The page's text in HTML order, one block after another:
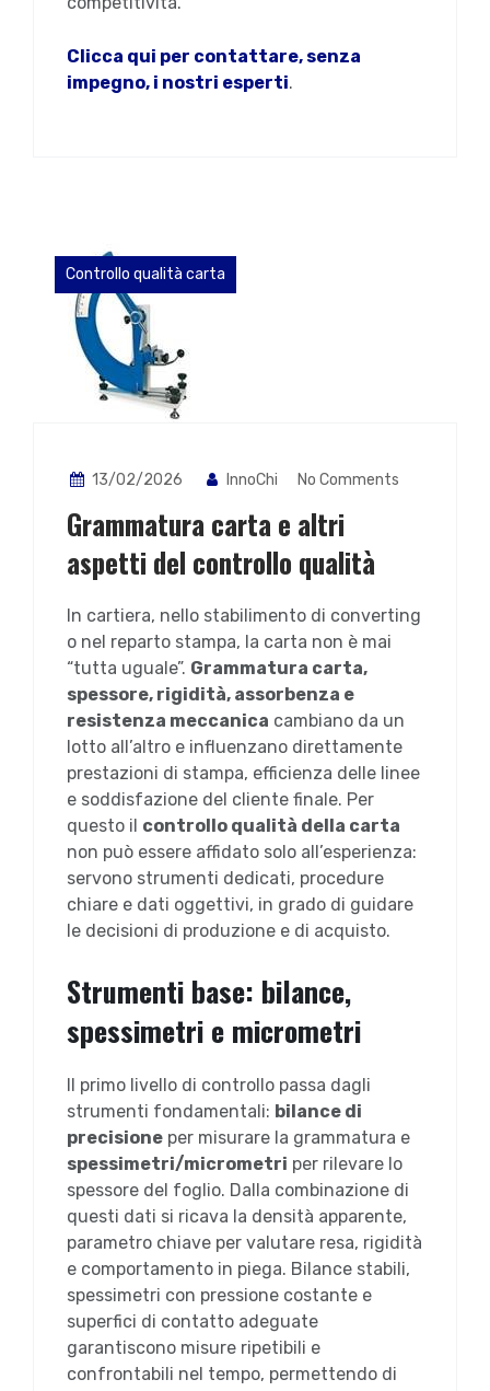
Clicca qui per contattare, senza
impegno, i nostri esperti.
Controllo qualità carta
13/02/2026 InnoChi No Comments
Grammatura carta e altri
aspetti del controllo qualità
In cartiera, nello stabilimento di converting
o nel reparto stampa, la carta non è mai
“tutta uguale”. Grammatura carta,
spessore, rigidità, assorbenza e
resistenza meccanica cambiano da un
lotto all’altro e influenzano direttamente
prestazioni di stampa, efficienza delle linee
e soddisfazione del cliente finale. Per
questo il controllo qualità della carta
non può essere affidato solo all’esperienza:
servono strumenti dedicati, procedure
chiare e dati oggettivi, in grado di guidare
le decisioni di produzione e di acquisto.
Strumenti base: bilance,
spessimetri e micrometri
Il primo livello di controllo passa dagli
strumenti fondamentali: bilance di
precisione per misurare la grammatura e
spessimetri/micrometri per rilevare lo
spessore del foglio. Dalla combinazione di
questi dati si ricava la densità apparente,
parametro chiave per valutare resa, rigidità
e comportamento in piega. Bilance stabili,
spessimetri con pressione costante e
superfici di contatto adeguate
garantiscono misure ripetibili e
confrontabili nel tempo, permettendo di